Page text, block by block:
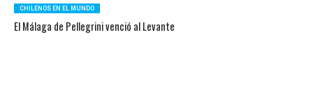
CHILENOS EN EL MUNDO
El Málaga de Pellegrini venció al Levante